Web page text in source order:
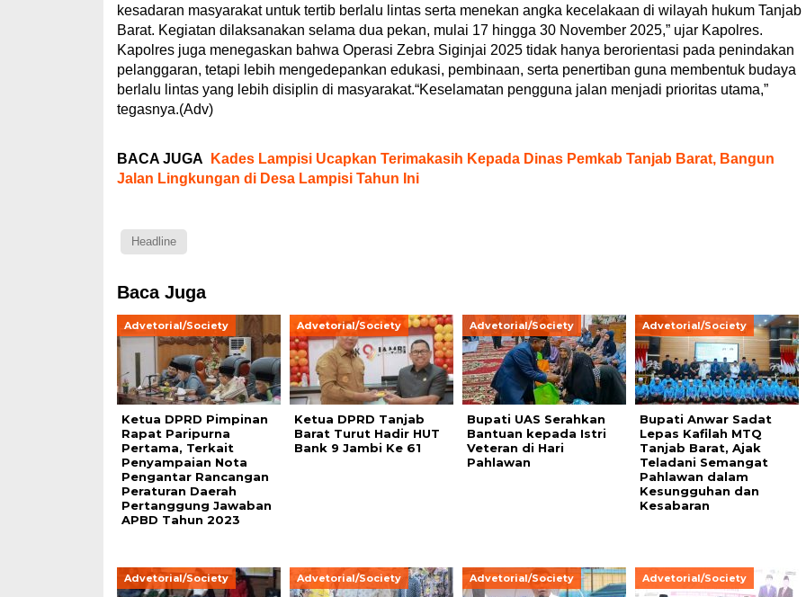
kesadaran masyarakat untuk tertib berlalu lintas serta menekan angka kecelakaan di wilayah hukum Tanjab
Barat. Kegiatan dilaksanakan selama dua pekan, mulai 17 hingga 30 November 2025,” ujar Kapolres.
Kapolres juga menegaskan bahwa Operasi Zebra Siginjai 2025 tidak hanya berorientasi pada penindakan
pelanggaran, tetapi lebih mengedepankan edukasi, pembinaan, serta penertiban guna membentuk budaya
berlalu lintas yang lebih disiplin di masyarakat.“Keselamatan pengguna jalan menjadi prioritas utama,”
tegasnya.(Adv)
BACA JUGA
Kades Lampisi Ucapkan Terimakasih Kepada Dinas Pemkab Tanjab Barat, Bangun
Jalan Lingkungan di Desa Lampisi Tahun Ini
Headline
Baca Juga
Advetorial/Society
Ketua DPRD Pimpinan
Rapat Paripurna
Pertama, Terkait
Penyampaian Nota
Pengantar Rancangan
Peraturan Daerah
Pertanggung Jawaban
APBD Tahun 2023
Advetorial/Society
Ketua DPRD Tanjab
Barat Turut Hadir HUT
Bank 9 Jambi Ke 61
Advetorial/Society
Bupati UAS Serahkan
Bantuan kepada Istri
Veteran di Hari
Pahlawan
Advetorial/Society
Bupati Anwar Sadat
Lepas Kafilah MTQ
Tanjab Barat, Ajak
Teladani Semangat
Pahlawan dalam
Kesungguhan dan
Kesabaran
Advetorial/Society Advetorial/Society Advetorial/Society Advetorial/Society